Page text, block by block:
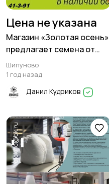
Цена не указана
Магазин «Золотая осень»
предлагает семена от
проверенных
производителе
Шипуново
1 год назад
Данил Кудриков